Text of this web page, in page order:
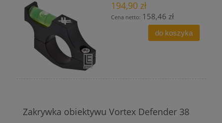
194,90 zł
Cena netto: 158,46 zł
do koszyka
Zakrywka obiektywu Vortex Defender 38